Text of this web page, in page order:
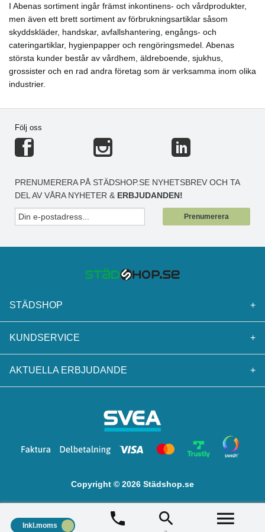
I Abenas sortiment ingår främst inkontinens- och vårdprodukter,
men även ett brett sortiment av förbrukningsartiklar såsom
skyddskläder, handskar, avfallshantering, engångs- och
cateringartiklar, hygienpapper och rengöringsmedel. Abenas
största kunder består av vårdhem, äldreboende, sjukhus,
grossister och en rad andra företag som är verksamma inom olika
industrier.
Följ oss
PRENUMERERA PÅ STÄDSHOP.SE NYHETSBREV OCH TA
DEL AV VÅRA NYHETER & ERBJUDANDEN!
Prenumerera
STÄDSHOP +
KUNDSERVICE +
AKTUELLA ERBJUDANDE +
Copyright © 2026 Städshop.se
Inkl.moms